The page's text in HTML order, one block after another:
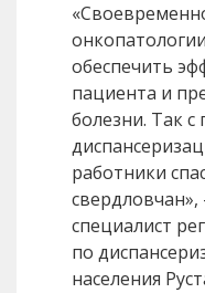
обеспечить
пациента и
болезни. Так
работники
специалист
по
населения